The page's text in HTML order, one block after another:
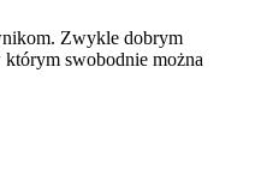
Zwykle dobrym
którym swobodnie można